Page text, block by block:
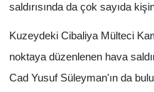
saldırısında da çok sayıda
Kuzeydeki Cibaliya Mülteci
noktaya düzenlenen hava
Cad Yusuf Süleyman'ın da